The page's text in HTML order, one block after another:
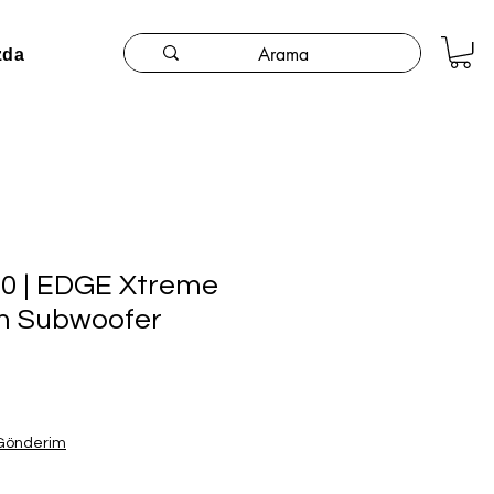
| EDGE Xtreme
Subwoofer